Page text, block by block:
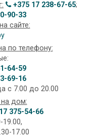
+375 17 238-67-65;
90-33
сайте:
по телефону:
64-59
69-16
с 7.00 до 20.00
дом:
375-54-66
19.00,
17.00